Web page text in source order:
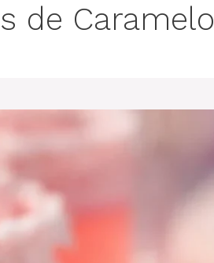
de Caramelo